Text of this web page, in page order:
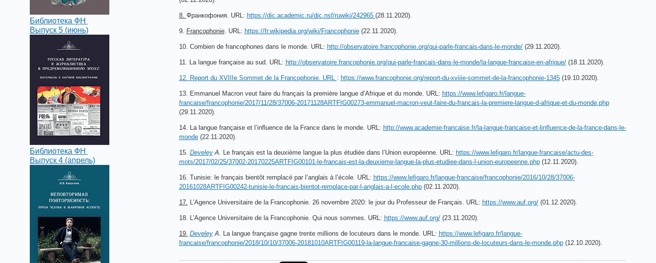
Библиотека ФН
Выпуск 5 (июнь)
Библиотека ФН
Выпуск 4 (апрель)
8. Франкофония. URL: https://dic.academic.ru/dic.nsf/ruwiki/242965 (28.11.2020).
9. Francophonie. URL: https://fr.wikipedia.org/wiki/Francophonie(22.11.2020).
10. Combien de francophones dans le monde. URL: http://observatoire.francophonie.org/qui-parle-francais-dans-le-monde/(29.11.2020).
11. La langue française au sud. URL: http://observatoire.francophonie.org/qui-parle-francais-dans-le-monde/la-langue-francaise-en-afrique/(18.11.2020).
12. Report du XVIIIe Sommet de la Francophonie. URL : https://www.francophonie.org/report-du-xviiie-sommet-de-la-francophonie-1345(19.10.2020).
13. Emmanuel Macron veut faire du français la première langue d’Afrique et du monde. URL: https://www.lefigaro.fr/langue-
francaise/francophonie/2017/11/28/37006-20171128ARTFIG00273-emmanuel-macron-veut-faire-du-francais-la-premiere-langue-d-afrique-et-du-monde.php
(29.11.2020).
14. La langue française et l’influence de la France dans le monde. URL: http://www.academie-francaise.fr/la-langue-francaise-et-linfluence-de-la-france-dans-le-
monde(22.11.2020).
15. DeveleyA. Le français est la deuxième langue la plus étudiée dans l’Union européenne. URL: https://www.lefigaro.fr/langue-francaise/actu-des-
mots/2017/02/25/37002-20170225ARTFIG00101-le-francais-est-la-deuxieme-langue-la-plus-etudiee-dans-l-union-europeenne.php(12.11.2020).
16. Tunisie: le français bientôt remplacé par l’anglais à l’école. URL: https://www.lefigaro.fr/langue-francaise/francophonie/2016/10/28/37006-
20161028ARTFIG00242-tunisie-le-francais-bientot-remplace-par-l-anglais-a-l-ecole.php(02.11.2020).
17. L’Agence Universitaire de la Francophonie. 26 novembre 2020: le jour du Professeur de Français. URL: https://www.auf.org/(01.12.2020).
18. L’Agence Universitaire de la Francophonie. Qui nous sommes. URL: https://www.auf.org/(23.11.2020).
19. DeveleyA. La langue française gagne trente millions de locuteurs dans le monde. URL: https://www.lefigaro.fr/langue-
francaise/francophonie/2018/10/10/37006-20181010ARTFIG00119-la-langue-francaise-gagne-30-millions-de-locuteurs-dans-le-monde.php(12.10.2020).